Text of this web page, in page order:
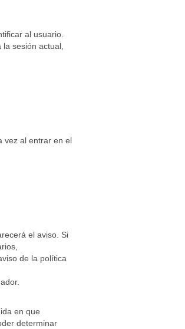
al usuario.
sesión actual,
vez al entrar en el
el aviso. Si
de la política
en que
determinar